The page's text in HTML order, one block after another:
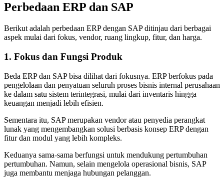
Perbedaan ERP dan SAP
Berikut adalah perbedaan ERP dengan SAPditinjau dari berbagai
aspek mulai dari fokus, vendor, ruang lingkup, fitur, dan harga.
1. Fokus dan Fungsi Produk
Beda ERP dan SAPbisa dilihat dari fokusnya. ERP berfokus pada
pengelolaan dan penyatuan seluruh proses bisnis internal perusahaan
ke dalam satu sistem terintegrasi, mulai dari inventaris hingga
keuangan menjadi lebih efisien.
Sementara itu, SAP merupakan vendor atau penyedia perangkat
lunak yang mengembangkan solusi berbasis konsep ERP dengan
fitur dan modul yang lebih kompleks.
Keduanya sama-sama berfungsi untuk mendukung pertumbuhan
pertumbuhan. Namun, selain mengelola operasional bisnis, SAP
juga membantu menjaga hubungan pelanggan.